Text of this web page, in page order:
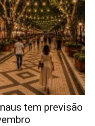
tem previsão